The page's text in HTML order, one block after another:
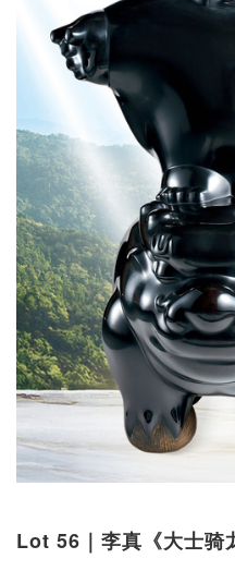
Lot 56｜李真《大士骑